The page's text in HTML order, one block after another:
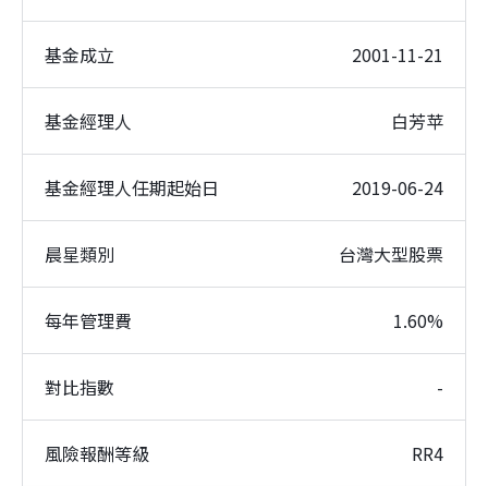
基金成立 2001-11-21
基金經理人 白芳苹
基金經理人任期起始日 2019-06-24
晨星類別 台灣大型股票
每年管理費 1.60%
對比指數 -
風險報酬等級 RR4